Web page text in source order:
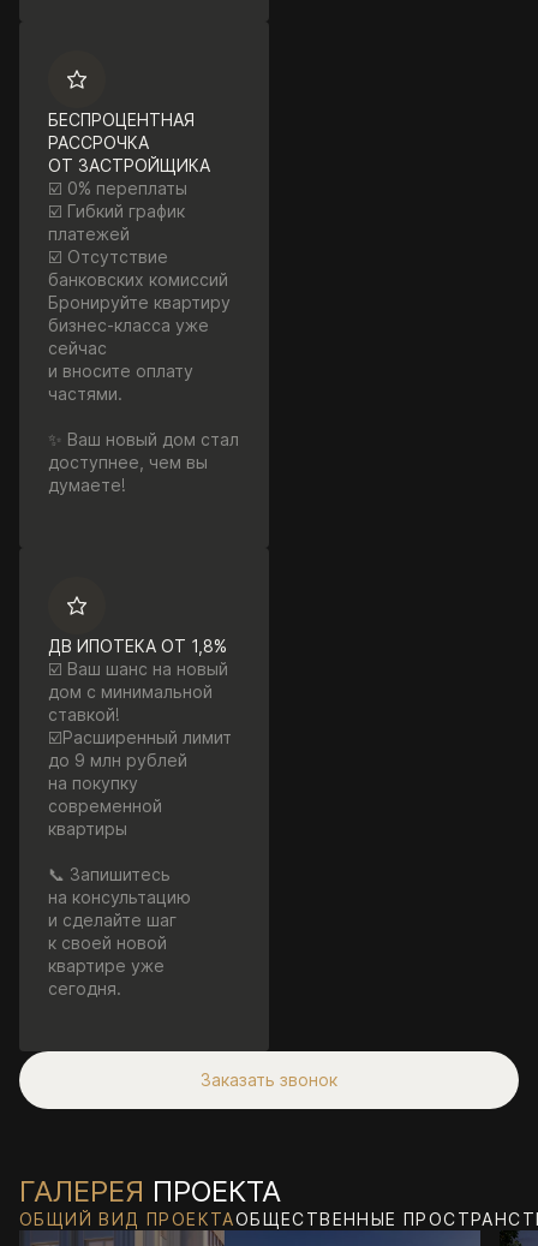
БЕСПРОЦЕНТНАЯ
РАССРОЧКА
ОТ ЗАСТРОЙЩИКА
☑️ 0% переплаты
☑️ Гибкий график
платежей
☑️ Отсутствие
банковских комиссий
Бронируйте квартиру
бизнес-класса уже
сейчас
и вносите оплату
частями.
✨ Ваш новый дом стал
доступнее, чем вы
думаете!
ДВ ИПОТЕКА ОТ 1,8%
☑️ Ваш шанс на новый
дом с минимальной
ставкой!
☑️Расширенный лимит
до 9 млн рублей
на покупку
современной
квартиры
📞 Запишитесь
на консультацию
и сделайте шаг
к своей новой
квартире уже
сегодня.
Заказать звонок
ГАЛЕРЕЯ ПРОЕКТА
ОБЩИЙ ВИД ПРОЕКТАОБЩЕСТВЕННЫЕ